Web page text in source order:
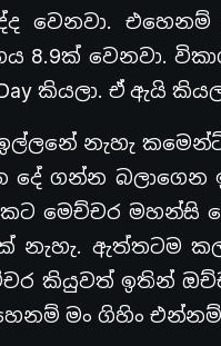
වෙනවා.
8.9ක් වෙනවා.
කියලා. ඒ ඇයි
නැහැ
දේ ගන්න
මෙච්චර මහන්සි
නැහැ. ඇත්තටම
කියුවත් ඉතින්
මං ගිහිං